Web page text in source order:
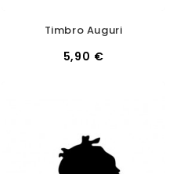
Timbro Auguri
5,90 €